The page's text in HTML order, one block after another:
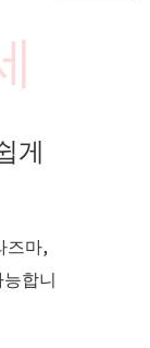
게
즈마,
합니